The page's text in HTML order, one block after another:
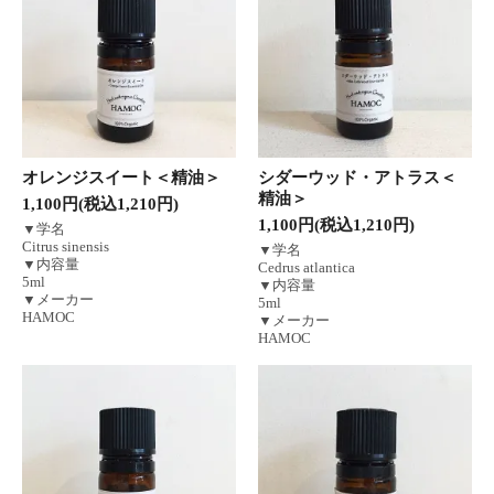
オレンジスイート＜精油＞
1,100円(税込1,210円)
▼学名
Citrus sinensis
▼内容量
5ml
▼メーカー
HAMOC
シダーウッド・アトラス＜
精油＞
1,100円(税込1,210円)
▼学名
Cedrus atlantica
▼内容量
5ml
▼メーカー
HAMOC